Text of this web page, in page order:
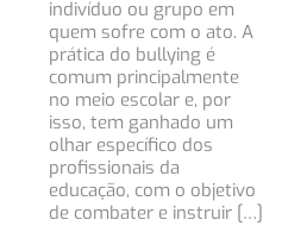
indivíduo ou grupo em
quem sofre com o ato. A
prática do bullying é
comum principalmente
no meio escolar e, por
isso, tem ganhado um
olhar específico dos
profissionais da
educação, com o objetivo
de combater e instruir […]